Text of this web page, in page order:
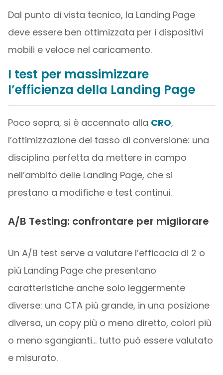
Dal punto di vista tecnico, la Landing Page
deve essere ben ottimizzata per i dispositivi
mobili e veloce nel caricamento.
I test per massimizzare
l’efficienza della Landing Page
Poco sopra, si è accennato alla CRO,
l’ottimizzazione del tasso di conversione: una
disciplina perfetta da mettere in campo
nell’ambito delle Landing Page, che si
prestano a modifiche e test continui.
A/B Testing: confrontare per migliorare
Un A/B test serve a valutare l’efficacia di 2 o
più Landing Page che presentano
caratteristiche anche solo leggermente
diverse: una CTA più grande, in una posizione
diversa, un copy più o meno diretto, colori più
o meno sgangianti… tutto può essere valutato
e misurato.